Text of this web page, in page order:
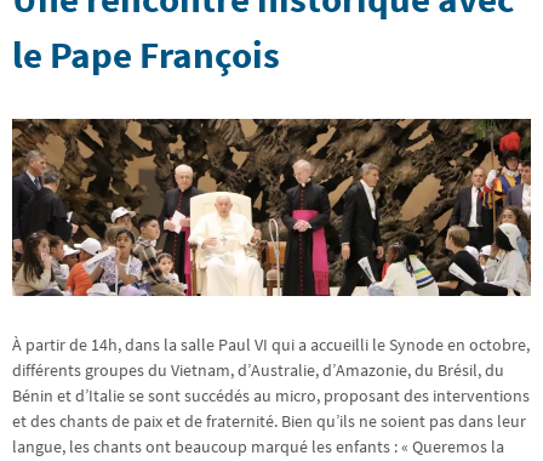
le Pape François
À partir de 14h, dans la salle Paul VI qui a accueilli le Synode en octobre,
différents groupes du Vietnam, d’Australie, d’Amazonie, du Brésil, du
Bénin et d’Italie se sont succédés au micro, proposant des interventions
et des chants de paix et de fraternité. Bien qu’ils ne soient pas dans leur
langue, les chants ont beaucoup marqué les enfants : « Queremos la